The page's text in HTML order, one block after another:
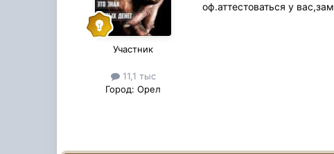
Участник
11,1 тыс
Город: Орел
оф.аттестоваться у